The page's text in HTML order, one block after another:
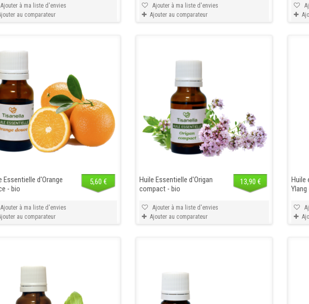
Ajouter à ma liste d'envies
au comparateur
Ajouter à ma liste d'envies
Ajouter au comparateur
Essentielle d'Orange
- bio
5,60 €
Ajouter à ma liste d'envies
au comparateur
Huile Essentielle d'Origan
compact - bio
13,90 €
Ajouter à ma liste d'envies
Ajouter au comparateur
Huile
Ylang